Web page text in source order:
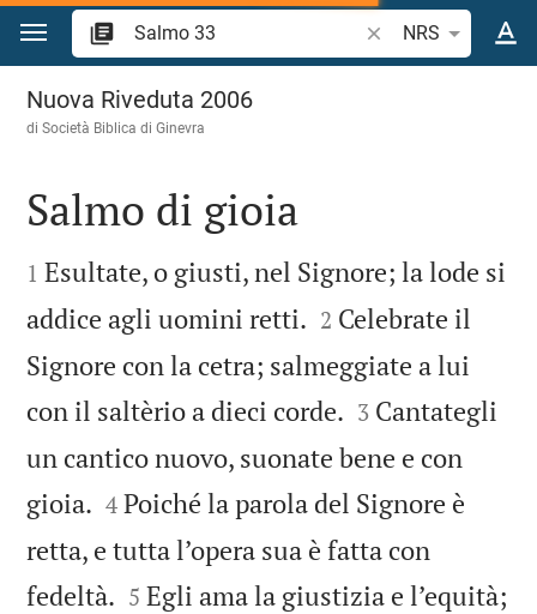
Vai al contenuto
Ricerca verso
NRS
Salmo 33
Nuova Riveduta 2006
di Società Biblica di Ginevra

Salmo di gioia

1 Esultate, o giusti, nel Signore; la lode si
addice agli uomini retti. 

2 Celebrate il
Signore con la cetra; salmeggiate a lui
con il saltèrio a dieci corde. 

3 Cantategli
un cantico nuovo, suonate bene e con
gioia. 

4 Poiché la parola del Signore è
retta, e tutta l’opera sua è fatta con
fedeltà. 

5 Egli ama la giustizia e l’equità;